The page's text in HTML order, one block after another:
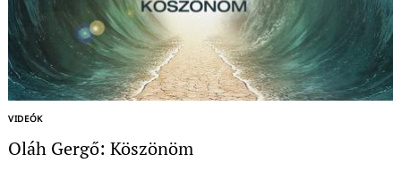
VIDEÓK
Oláh Gergő: Köszönöm